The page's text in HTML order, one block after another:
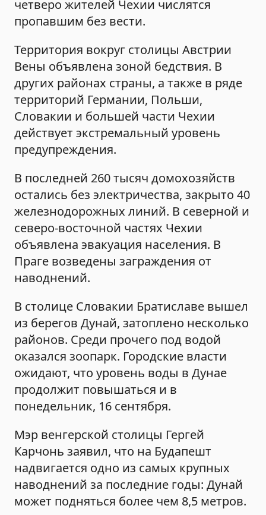
четверо жителей Чехии числятся
пропавшим без вести.
Территория вокруг столицы Австрии
Вены объявлена зоной бедствия. В
других районах страны, а также в ряде
территорий Германии, Польши,
Словакии и большей части Чехии
действует экстремальный уровень
предупреждения.
В последней 260 тысяч домохозяйств
остались без электричества, закрыто 40
железнодорожных линий. В северной и
северо-восточной частях Чехии
объявлена эвакуация населения. В
Праге возведены заграждения от
наводнений.
В столице Словакии Братиславе вышел
из берегов Дунай, затоплено несколько
районов. Среди прочего под водой
оказался зоопарк. Городские власти
ожидают, что уровень воды в Дунае
продолжит повышаться и в
понедельник, 16 сентября.
Мэр венгерской столицы Гергей
Карчонь заявил, что на Будапешт
надвигается одно из самых крупных
наводнений за последние годы: Дунай
может подняться более чем 8,5 метров.